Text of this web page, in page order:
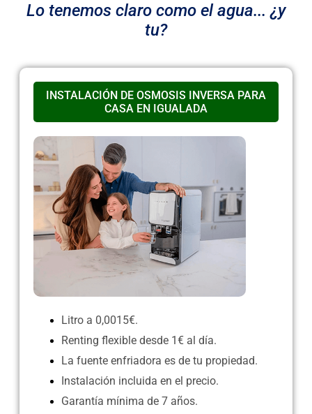
Lo tenemos claro como el agua... ¿y
tu?
INSTALACIÓN DE OSMOSIS INVERSA PARA
CASA EN IGUALADA
Litro a 0,0015€.
Renting flexible desde 1€ al día.
La fuente enfriadora es de tu propiedad.
Instalación incluida en el precio.
Garantía mínima de 7 años.